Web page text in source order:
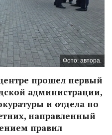
Фото: автора.
прошел первый
администрации,
и отдела по
направленный
правил